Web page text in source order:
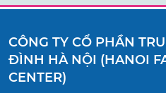
CÔNG TY CỔ PHẦN
ĐÌNH HÀ NỘI (HANOI
CENTER)